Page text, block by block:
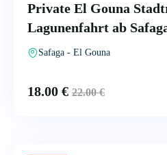
Private El Gouna
Lagunenfahrt ab
Safaga - El Gouna
18.00 € 22.00€